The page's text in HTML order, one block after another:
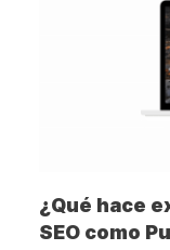
¿Qué hace
SEO como